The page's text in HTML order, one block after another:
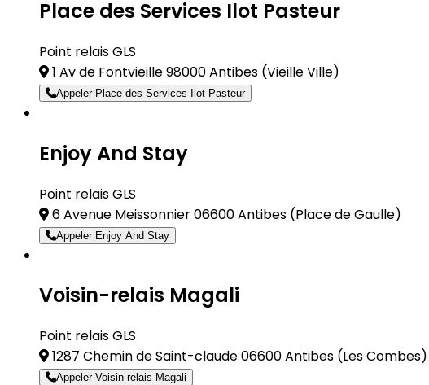
Place des Services Ilot Pasteur
Point relais GLS
1 Av de Fontvieille 98000 Antibes (Vieille Ville)
Appeler Place des Services Ilot Pasteur
Enjoy And Stay
Point relais GLS
6 Avenue Meissonnier 06600 Antibes (Place de Gaulle)
Appeler Enjoy And Stay
Voisin-relais Magali
Point relais GLS
1287 Chemin de Saint-claude 06600 Antibes (Les Combes)
Appeler Voisin-relais Magali